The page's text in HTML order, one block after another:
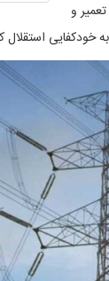
و
استقلال